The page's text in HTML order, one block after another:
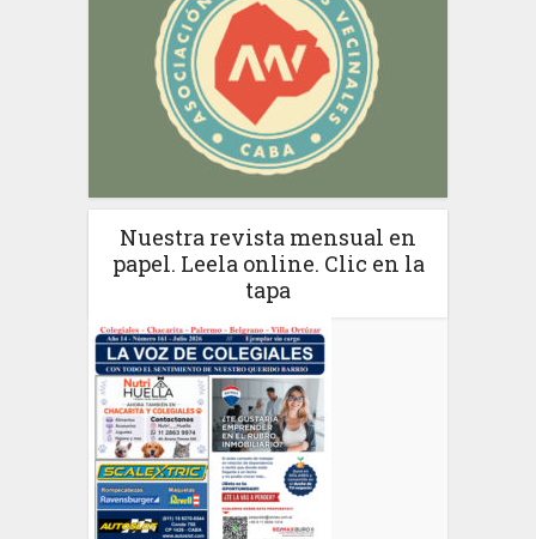
Nuestra revista mensual en
papel. Leela online. Clic en la
tapa